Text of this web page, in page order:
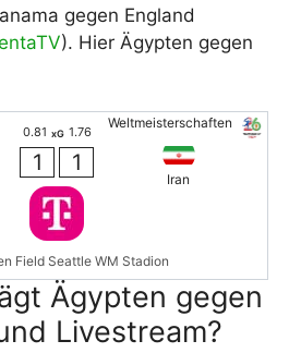
gegen England
). Hier Ägypten gegen
Weltmeisterschaften
0.81 xG 1.76
1 1
Iran
Field Seattle WM Stadion
Ägypten gegen
Livestream?